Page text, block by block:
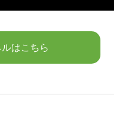
はこちら